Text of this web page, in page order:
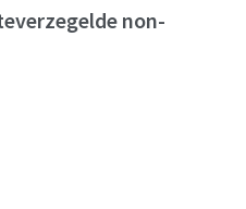
non-